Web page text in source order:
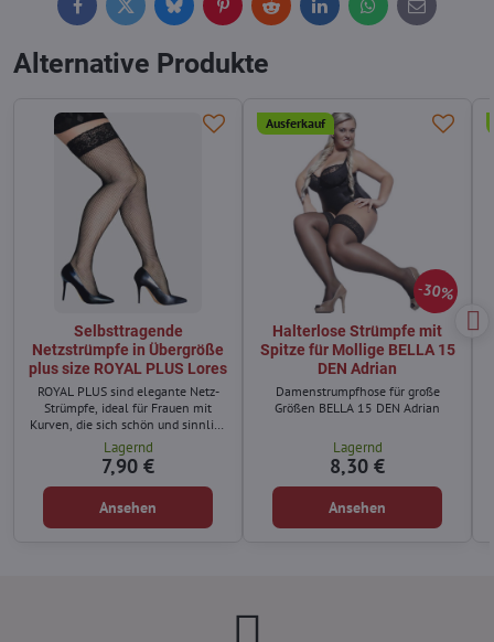
FacebookTwitterBlueskyPinterestReddit LinkedInWhatsApp
E-
mail
Alternative Produkte
Selbsttragende
Netzstrümpfe in Übergröße
plus size ROYAL PLUS Lores
ROYAL PLUS sind elegante Netz-
Strümpfe, ideal für Frauen mit
Kurven, die sich schön und sinnlich
fühlen möchten.
Lagernd
7,90 €
Ansehen
30%
Ausferkauf
Halterlose Strümpfe mit
Spitze für Mollige BELLA 15
DEN Adrian
Damenstrumpfhose für große
Größen BELLA 15 DEN Adrian
Lagernd
8,30 €
Ansehen